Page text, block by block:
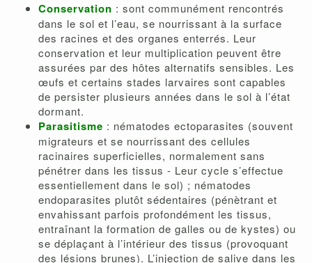
Conservation : sont communément rencontrés
dans le sol et l’eau, se nourrissant à la surface
des racines et des organes enterrés. Leur
conservation et leur multiplication peuvent être
assurées par des hôtes alternatifs sensibles. Les
œufs et certains stades larvaires sont capables
de persister plusieurs années dans le sol à l’état
dormant.
Parasitisme : nématodes ectoparasites (souvent
migrateurs et se nourrissant des cellules
racinaires superficielles, normalement sans
pénétrer dans les tissus - Leur cycle s’effectue
essentiellement dans le sol) ; nématodes
endoparasites plutôt sédentaires (pénètrant et
envahissant parfois profondément les tissus,
entraînant la formation de galles ou de kystes) ou
se déplaçant à l’intérieur des tissus (provoquant
des lésions brunes). L’injection de salive dans les